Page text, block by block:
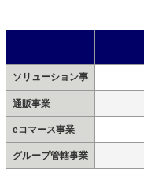
ソリューション事
通販事業
eコマース事業
グループ管轄事業